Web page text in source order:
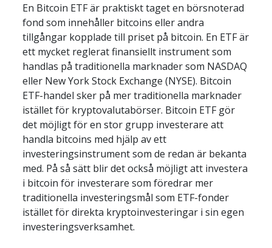
En Bitcoin ETF är praktiskt taget en börsnoterad
fond som innehåller bitcoins eller andra
tillgångar kopplade till priset på bitcoin. En ETF är
ett mycket reglerat finansiellt instrument som
handlas på traditionella marknader som NASDAQ
eller New York Stock Exchange (NYSE). Bitcoin
ETF-handel sker på mer traditionella marknader
istället för kryptovalutabörser. Bitcoin ETF gör
det möjligt för en stor grupp investerare att
handla bitcoins med hjälp av ett
investeringsinstrument som de redan är bekanta
med. På så sätt blir det också möjligt att investera
i bitcoin för investerare som föredrar mer
traditionella investeringsmål som ETF-fonder
istället för direkta kryptoinvesteringar i sin egen
investeringsverksamhet.